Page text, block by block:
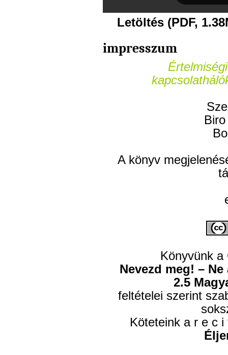
Letöltés (PDF,
impresszum
A könyv
Könyvünk
Nevezd meg! –
2.5
feltételei szerint
Köteteink a r e c